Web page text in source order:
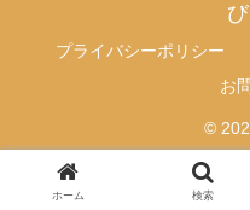
プライバシーポリシー
お
©
ホーム 検索